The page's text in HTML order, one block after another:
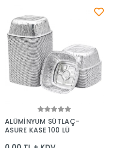
Sepete Ekle
ALÜMİNYUM SÜTLAÇ-
AŞURE KASE 100 LÜ